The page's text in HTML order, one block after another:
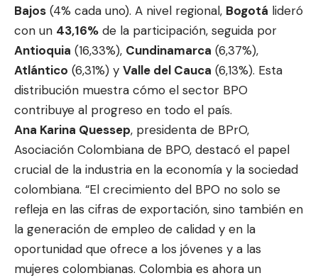
Bajos (4% cada uno). A nivel regional, Bogotá lideró
con un 43,16% de la participación, seguida por
Antioquia (16,33%), Cundinamarca (6,37%),
Atlántico (6,31%) y Valle del Cauca (6,13%). Esta
distribución muestra cómo el sector BPO
contribuye al progreso en todo el país.
Ana Karina Quessep, presidenta de BPrO,
Asociación Colombiana de BPO, destacó el papel
crucial de la industria en la economía y la sociedad
colombiana. “El crecimiento del BPO no solo se
refleja en las cifras de exportación, sino también en
la generación de empleo de calidad y en la
oportunidad que ofrece a los jóvenes y a las
mujeres colombianas. Colombia es ahora un